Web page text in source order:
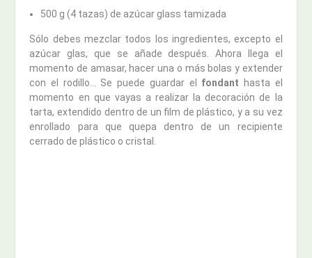
500 g (4 tazas) de azúcar glass tamizada
Sólo debes mezclar todos los ingredientes, excepto el
azúcar glas, que se añade después. Ahora llega el
momento de amasar, hacer una o más bolas y extender
con el rodillo… Se puede guardar el fondant hasta el
momento en que vayas a realizar la decoración de la
tarta, extendido dentro de un film de plástico, y a su vez
enrollado para que quepa dentro de un recipiente
cerrado de plástico o cristal.